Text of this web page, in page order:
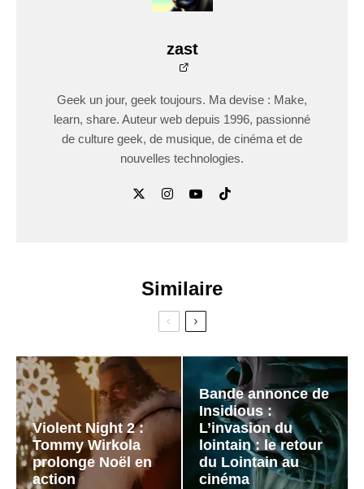
zast
Geek un jour, geek toujours. Ma devise : Make,
learn, share. Auteur web depuis 1996, passionné
de culture geek, de musique, de cinéma et de
nouvelles technologies.
Similaire
Violent Night 2 :
Tommy Wirkola
prolonge Noël en
action
Bande annonce de
Insidious :
L’invasion du
lointain : le retour
du Lointain au
cinéma